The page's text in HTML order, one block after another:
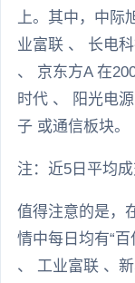
上。其中，中际
业富联 、 长电
、 京东方A 在
时代 、 阳光电
子 或通信板块。
注：近5日平均
值得注意的是，
情中每日均有“
、 工业富联 、